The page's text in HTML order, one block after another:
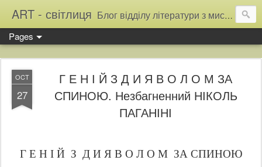
ART - світлиця Блог відділу літератури з мистецтва Тернопільської обласної універсальної наукової бібліотеки
Pages
OCT
27
Г Е Н І Й З Д И Я В О Л О М ЗА
СПИНОЮ. Незбагненний НІКОЛЬ
ПАГАНІНІ
Г Е Н І Й З
Д И Я В О Л О М ЗА СПИНОЮ